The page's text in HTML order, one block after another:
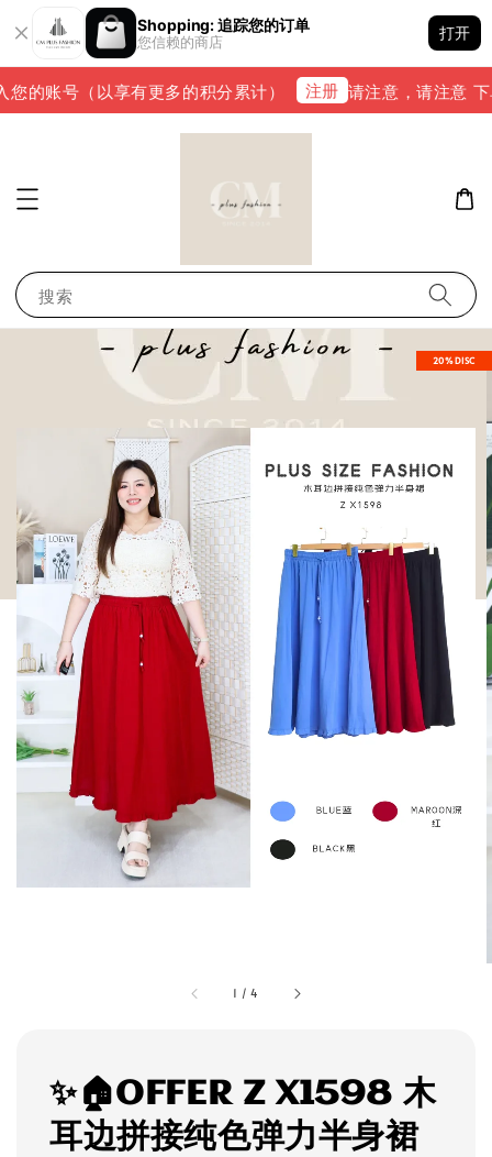
Shopping: 追踪您的订单
您信赖的商店
打开
账号（以享有更多的积分累计） 注册 请注意，请注意 下
搜索
1 /4
20%DISC
✨🏠OFFER Z X1598 木
耳边拼接纯色弹力半身裙